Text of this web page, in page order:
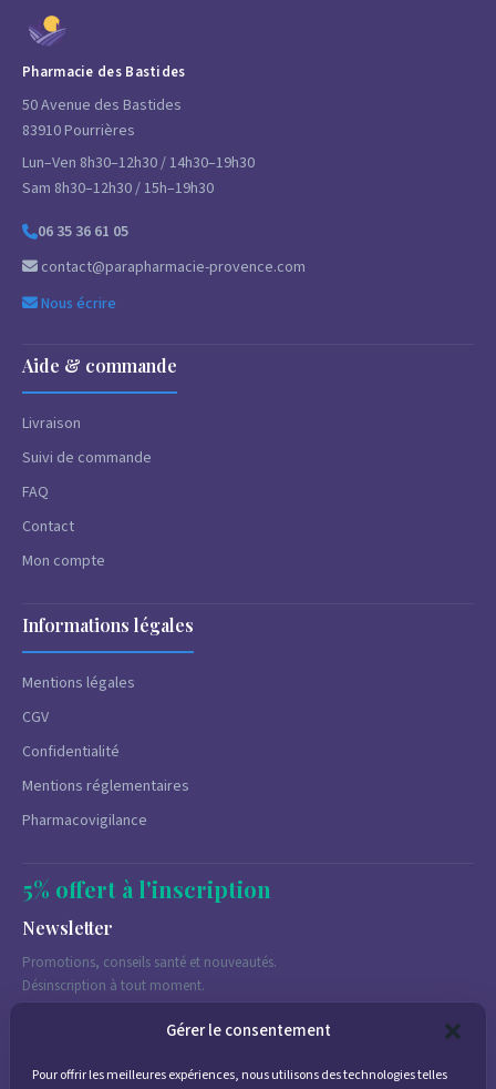
Gérer le consentement
Pour offrir les meilleures expériences, nous utilisons des technologies telles
Pharmacie des Bastides
50 Avenue des Bastides
83910 Pourrières
Lun–Ven 8h30–12h30 / 14h30–19h30
Sam 8h30–12h30 / 15h–19h30
06 35 36 61 05
contact@parapharmacie-provence.com
Nous écrire
Aide & commande
Livraison
Suivi de commande
FAQ
Contact
Mon compte
Informations légales
Mentions légales
CGV
Confidentialité
Mentions réglementaires
Pharmacovigilance
5% offert à l'inscription
Newsletter
Promotions, conseils santé et nouveautés.
Désinscription à tout moment.